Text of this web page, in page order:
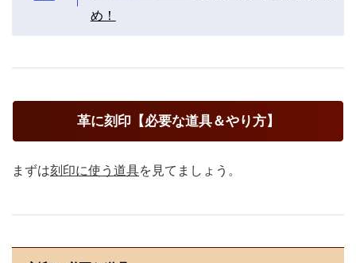
め！
革に刻印【必要な道具＆やり方】
まずは刻印に使う道具を見てましょう。